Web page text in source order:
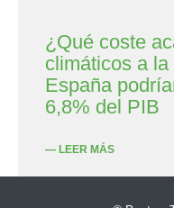
¿Qué coste
climáticos a
España
6,8% del PIB
— LEER MÁS